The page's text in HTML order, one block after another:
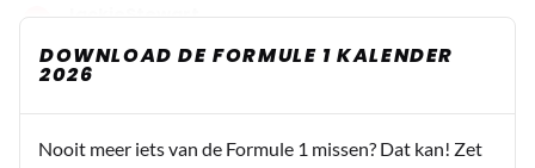
JackieStewart
“We hadden geen goede longrun gedaan”. Dat is het risico
DOWNLOAD DE FORMULE 1 KALENDER
2026
Nooit meer iets van de Formule 1 missen? Dat kan! Zet